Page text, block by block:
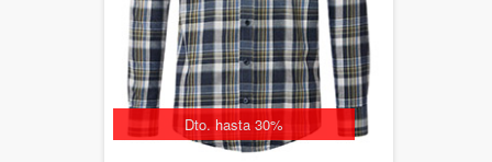
Dto. hasta 30%